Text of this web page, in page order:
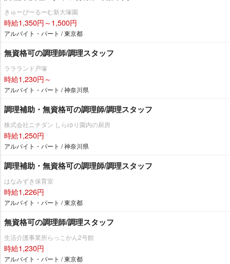
きゅーぴーるーむ新大塚園
時給1,350円～1,500円
アルバイト・パート / 東京都
無資格可の調理師/調理スタッフ
ララランド戸塚
時給1,230円～
アルバイト・パート / 神奈川県
調理補助・無資格可の調理師/調理スタッフ
株式会社ニチダン しらゆり園内の厨房
時給1,250円
アルバイト・パート / 神奈川県
調理補助・無資格可の調理師/調理スタッフ
はなみずき保育室
時給1,226円
アルバイト・パート / 東京都
無資格可の調理師/調理スタッフ
生活介護事業所らっこかん2号館
時給1,230円
アルバイト・パート / 東京都